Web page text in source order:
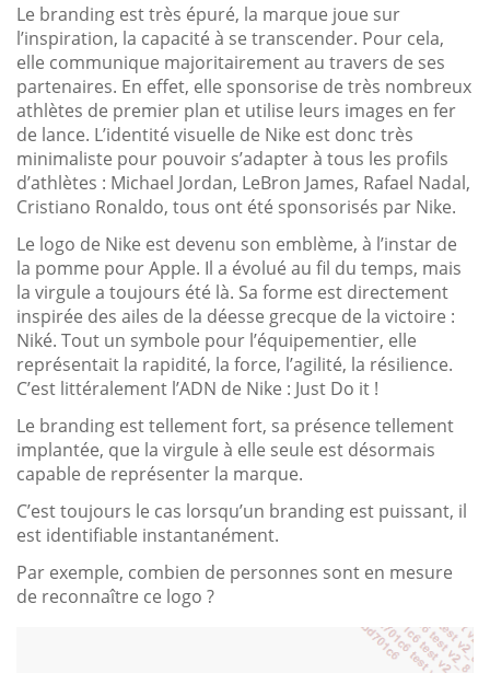
Le branding est très épuré, la marque joue sur
l’inspiration, la capacité à se transcender. Pour cela,
elle communique majoritairement au travers de ses
partenaires. En effet, elle sponsorise de très nombreux
athlètes de premier plan et utilise leurs images en fer
de lance. L’identité visuelle de Nike est donc très
minimaliste pour pouvoir s’adapter à tous les profils
d’athlètes : Michael Jordan, LeBron James, Rafael Nadal,
Cristiano Ronaldo, tous ont été sponsorisés par Nike.
Le logo de Nike est devenu son emblème, à l’instar de
la pomme pour Apple. Il a évolué au fil du temps, mais
la virgule a toujours été là. Sa forme est directement
inspirée des ailes de la déesse grecque de la victoire :
Niké. Tout un symbole pour l’équipementier, elle
représentait la rapidité, la force, l’agilité, la résilience.
C’est littéralement l’ADN de Nike : Just Do it !
Le branding est tellement fort, sa présence tellement
implantée, que la virgule à elle seule est désormais
capable de représenter la marque.
C’est toujours le cas lorsqu’un branding est puissant, il
est identifiable instantanément.
Par exemple, combien de personnes sont en mesure
de reconnaître ce logo ?